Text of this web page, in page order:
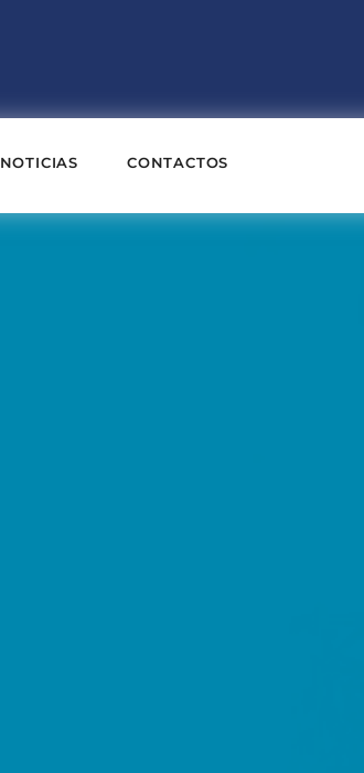
NOTICIAS CONTACTOS